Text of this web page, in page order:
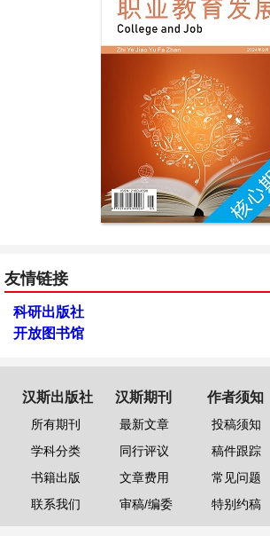
友情链接
科研出版社
开放图书馆
汉斯出版社
所有期刊
学科分类
书籍出版
联系我们
汉斯期刊
最新文章
同行评议
文章费用
审稿/编委
作者须知
投稿须知
稿件跟踪
常见问题
特别约稿